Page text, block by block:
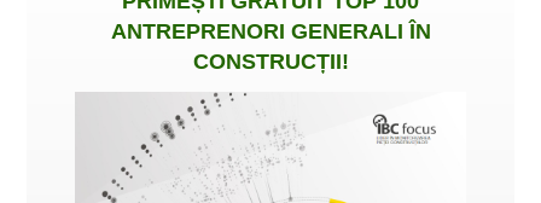
ANTREPRENORI GENERALI ÎN
CONSTRUCȚII!